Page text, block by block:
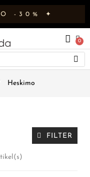
-30% ✦
Heskimo
FILTER